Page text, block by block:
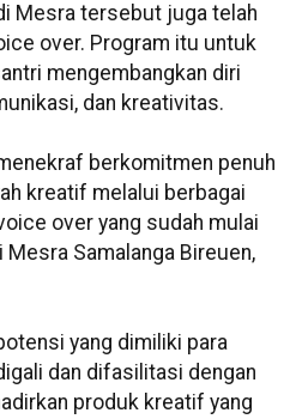
Mesra tersebut juga telah
over. Program itu untuk
mengembangkan diri
dan kreativitas.
berkomitmen penuh
kreatif melalui berbagai
over yang sudah mulai
Mesra Samalanga Bireuen,
yang dimiliki para
dan difasilitasi dengan
produk kreatif yang